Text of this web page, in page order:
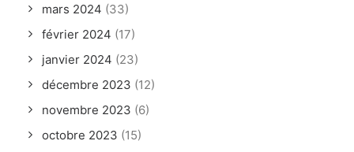
mars 2024 (33)
février 2024 (17)
janvier 2024 (23)
décembre 2023 (12)
novembre 2023 (6)
octobre 2023 (15)